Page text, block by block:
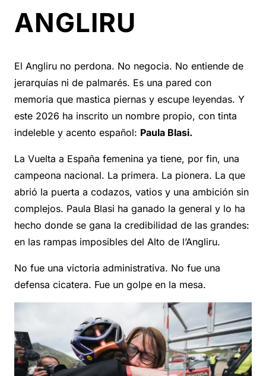
ANGLIRU
El Angliru no perdona. No negocia. No entiende de
jerarquías ni de palmarés. Es una pared con
memoria que mastica piernas y escupe leyendas. Y
este 2026 ha inscrito un nombre propio, con tinta
indeleble y acento español: Paula Blasi.
La Vuelta a España femenina ya tiene, por fin, una
campeona nacional. La primera. La pionera. La que
abrió la puerta a codazos, vatios y una ambición sin
complejos. Paula Blasi ha ganado la general y lo ha
hecho donde se gana la credibilidad de las grandes:
en las rampas imposibles del Alto de l’Angliru.
No fue una victoria administrativa. No fue una
defensa cicatera. Fue un golpe en la mesa.